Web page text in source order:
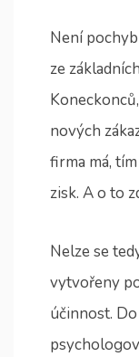
Není
ze
nových
firma má,
zisk. A o to
Nelze se
vytvořeny
účinnost.